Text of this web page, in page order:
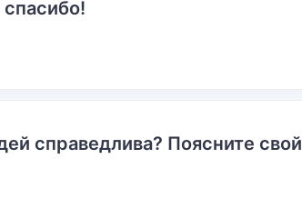
справедлива? Поясните свой